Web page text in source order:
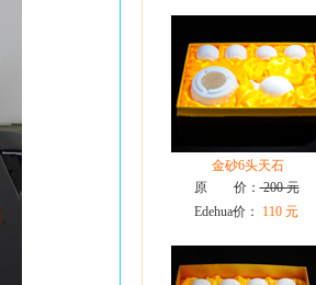
金砂6头天石
原 价：200 元
Edehua价：
110 元